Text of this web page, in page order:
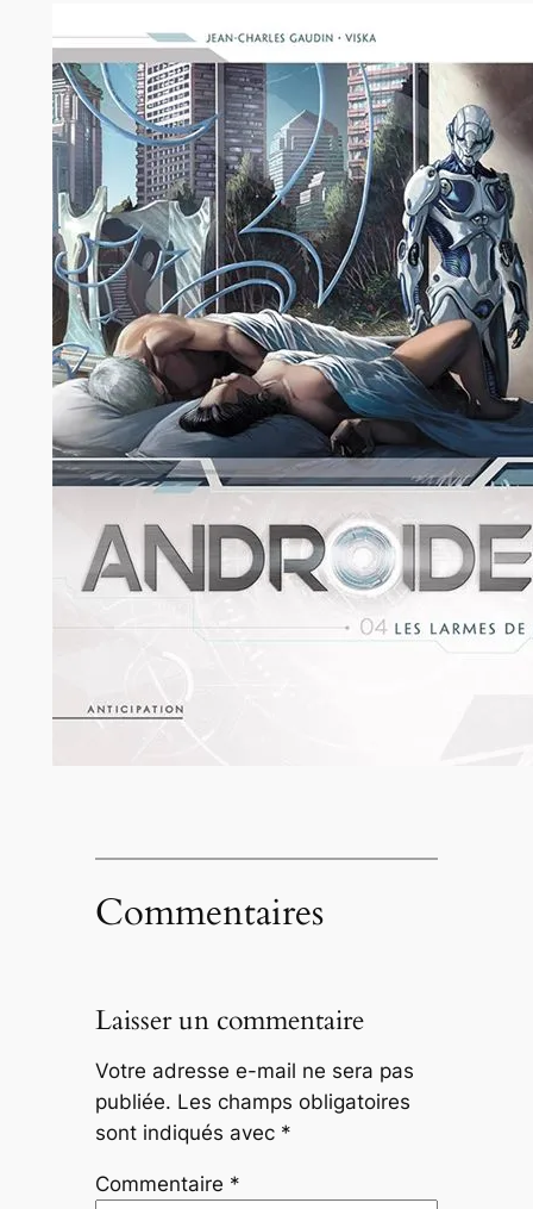
Commentaires
Laisser un commentaire
Votre adresse e-mail ne sera pas
publiée. Les champs obligatoires
sont indiqués avec *
Commentaire *